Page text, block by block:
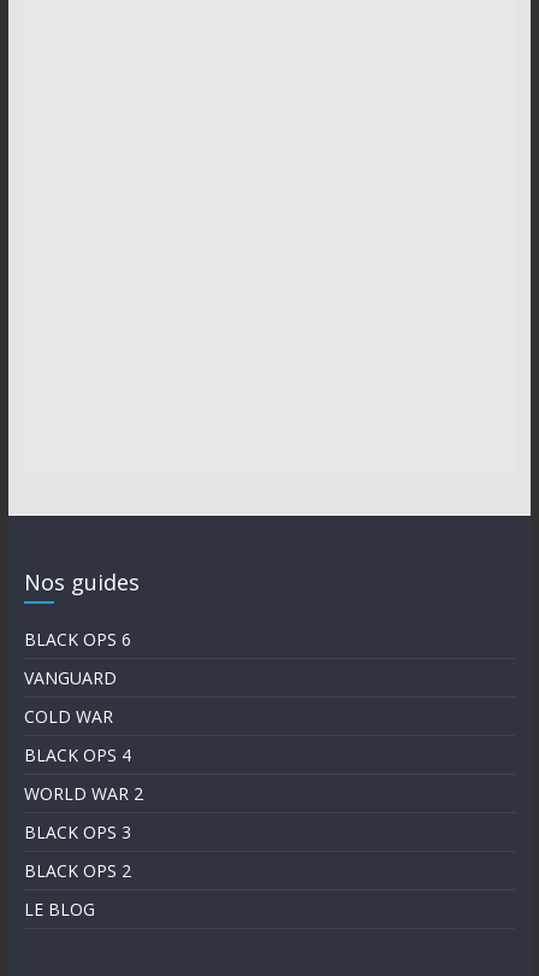
Nos guides
BLACK OPS 6
VANGUARD
COLD WAR
BLACK OPS 4
WORLD WAR 2
BLACK OPS 3
BLACK OPS 2
LE BLOG